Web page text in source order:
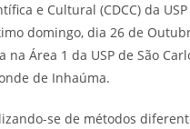
e Cultural (CDCC) da
domingo, dia 26 de
Área 1 da USP de São
de Inhaúma.
se de métodos